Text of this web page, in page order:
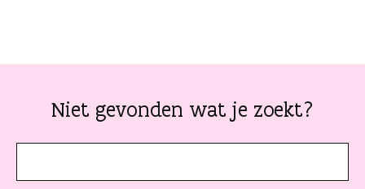
Niet gevonden wat je zoekt?
e